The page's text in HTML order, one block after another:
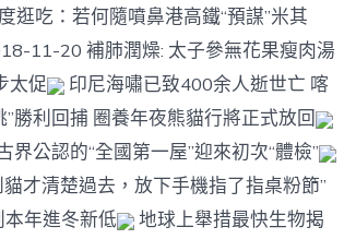
逛吃：若何隨噴鼻港高鐵“預謀”米其
11-20 補肺潤燥: 太子參無花果瘦肉湯
太促
印尼海嘯已致400余人逝世亡 喀
勝利回捕 圈養年夜熊貓行將正式放回
界公認的“全國第一屋”迎來初次“體檢”
貓才清楚過去，放下手機指了指桌粉節”
年進冬新低
地球上舉措最快生物揭